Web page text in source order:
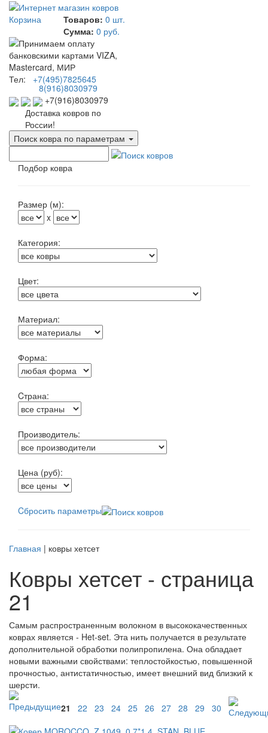
Корзина Товаров: 0 шт.
Сумма: 0 руб.
Тел: +7(495)7825645
8(916)8030979
+7(916)8030979
Доставка ковров по
России!
Поиск ковра по параметрам
Подбор ковра
Размер (м):
x
Категория:
Цвет:
Материал:
Форма:
Cтрана:
Производитель:
Цена (руб):
Cбросить параметры
Главная | ковры хетсет
Ковры хетсет - страница
21
Самым распространенным волокном в высококачественных
коврах является - Het-set. Эта нить получается в результате
дополнительной обработки полипропилена. Она обладает
новыми важными свойствами: теплостойкостью, повышенной
прочностью, антистатичностью, имеет внешний вид близкий к
шерсти.
21
22 23 24 25 26 27 28 29 30